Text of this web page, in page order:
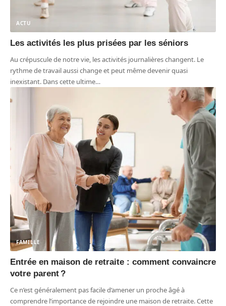
ACTU
Les activités les plus prisées par les séniors
Au crépuscule de notre vie, les activités journalières changent. Le
rythme de travail aussi change et peut même devenir quasi
inexistant. Dans cette ultime…
FAMILLE
Entrée en maison de retraite : comment convaincre
votre parent ?
Ce n’est généralement pas facile d’amener un proche âgé à
comprendre l’importance de rejoindre une maison de retraite. Cette